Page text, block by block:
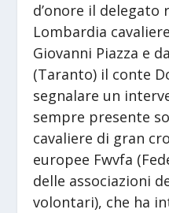
d’onore il delegato
Lombardia
Giovanni Piazza e
(Taranto) il conte
segnalare un
sempre presente
cavaliere di gran
europee Fwvfa
delle associazioni
volontari), che ha